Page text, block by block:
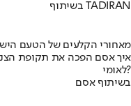
בשיתוף TADIRAN
מאחורי הקלעים של הטעם
לאומי?
בשיתוף אסם